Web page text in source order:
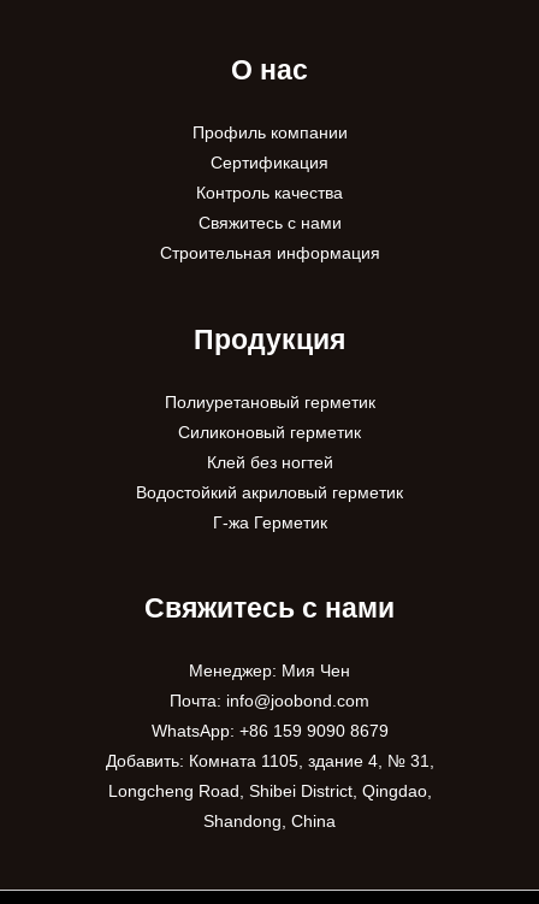
О нас
Профиль компании
Сертификация
Контроль качества
Свяжитесь с нами
Строительная информация
Продукция
Полиуретановый герметик
Силиконовый герметик
Клей без ногтей
Водостойкий акриловый герметик
Г-жа Герметик
Свяжитесь с нами
Менеджер: Мия Чен
Почта: info@joobond.com
WhatsApp: +86 159 9090 8679
Добавить: Комната 1105, здание 4, № 31,
Longcheng Road, Shibei District, Qingdao,
Shandong, China